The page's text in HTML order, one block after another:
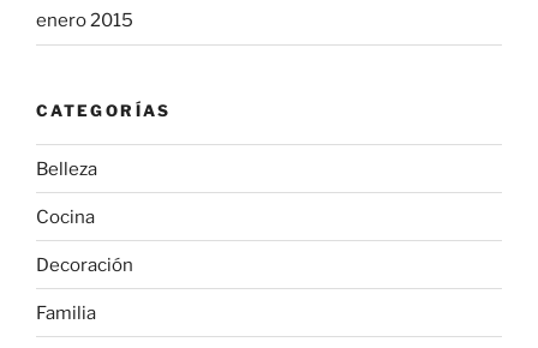
enero 2015
CATEGORÍAS
Belleza
Cocina
Decoración
Familia